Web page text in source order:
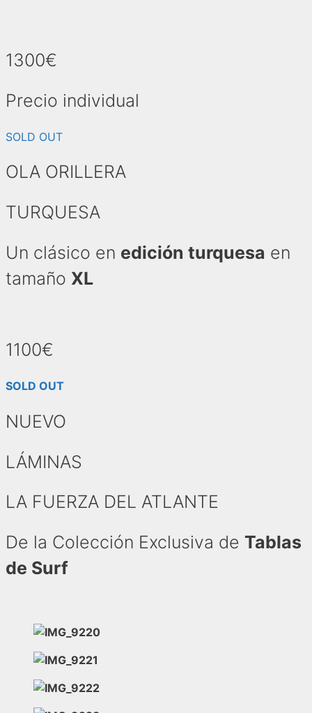
1300€
Precio individual
SOLD OUT
OLA ORILLERA
TURQUESA
Un clásico en edición turquesa en
tamaño XL
1100€
SOLD OUT
NUEVO
LÁMINAS
LA FUERZA DEL ATLANTE
De la Colección Exclusiva de Tablas
de Surf